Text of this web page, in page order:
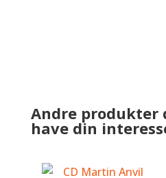
Andre produkter
have din